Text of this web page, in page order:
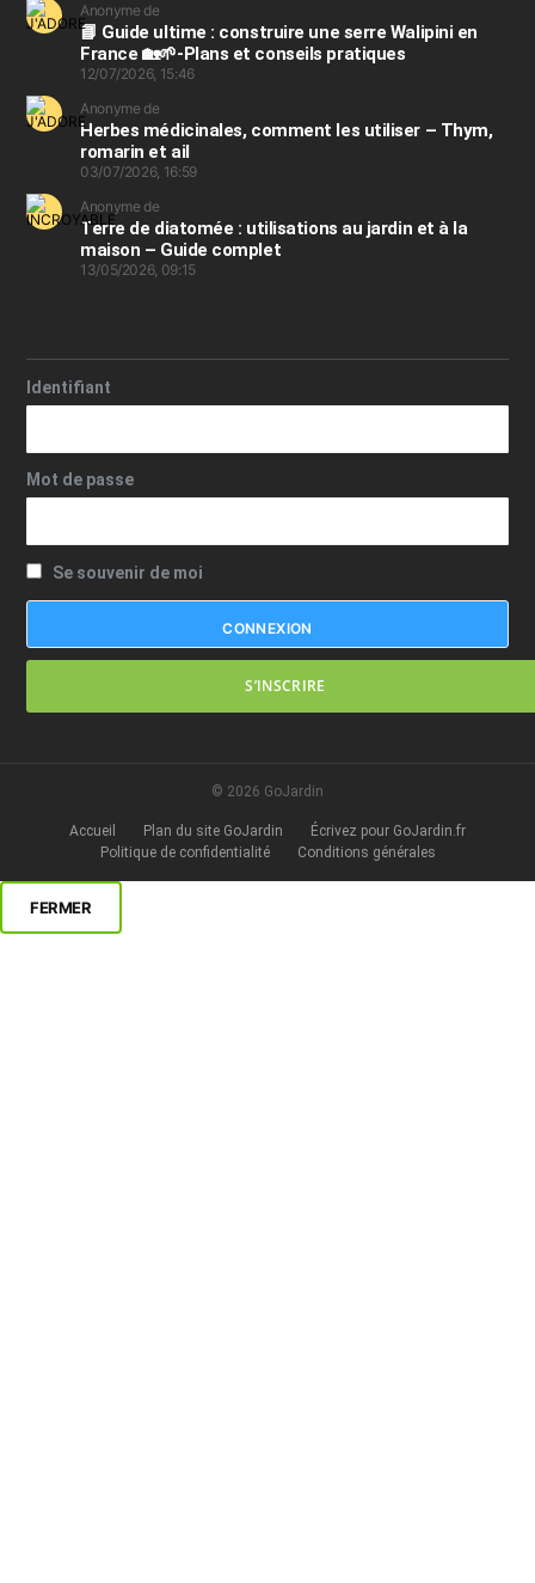
Anonyme de
📘 Guide ultime : construire une serre Walipini en
France 🏡🌱-Plans et conseils pratiques
12/07/2026, 15:46
Anonyme de
Herbes médicinales, comment les utiliser – Thym,
romarin et ail
03/07/2026, 16:59
Anonyme de
Terre de diatomée : utilisations au jardin et à la
maison – Guide complet
13/05/2026, 09:15
Identifiant
Mot de passe
Se souvenir de moi
S’INSCRIRE
© 2026 GoJardin
Accueil Plan du site GoJardin
Écrivez pour GoJardin.fr
Politique de confidentialité
Conditions générales
FERMER